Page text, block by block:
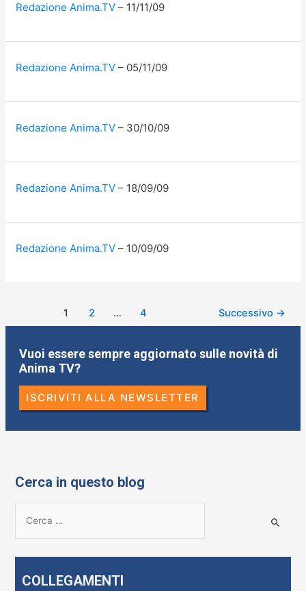
Redazione Anima.TV 11/11/09
Redazione Anima.TV 05/11/09
Redazione Anima.TV 30/10/09
Redazione Anima.TV 18/09/09
Redazione Anima.TV 10/09/09
1 2 … 4 Successivo →
Vuoi essere sempre aggiornato sulle novità di
Anima TV?
ISCRIVITI ALLA NEWSLETTER
Cerca in questo blog
COLLEGAMENTI